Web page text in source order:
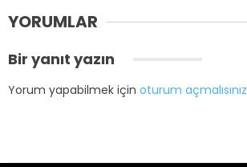
YORUMLAR
Bir yanıt yazın
Yorum yapabilmek için oturum açmalısınız